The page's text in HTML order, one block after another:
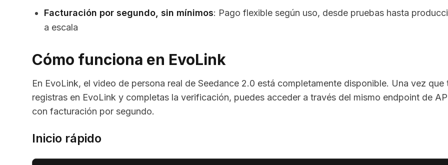
Facturación por segundo, sin mínimos: Pago flexible según uso, desde pruebas hasta
a escala
Cómo funciona en EvoLink
En EvoLink, el video de persona real de Seedance 2.0 está completamente disponible. Una vez que
registras en EvoLink y completas la verificación, puedes acceder a través del mismo endpoint de
con facturación por segundo.
Inicio rápido